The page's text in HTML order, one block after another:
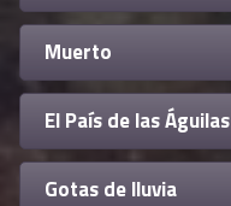
Muerto
El País de las Águilas
Gotas de lluvia